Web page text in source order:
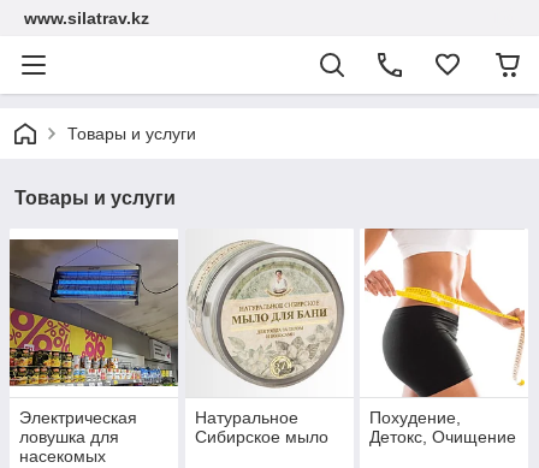
www.silatrav.kz
Товары и услуги
Товары и услуги
Электрическая
ловушка для
насекомых
Натуральное
Сибирское мыло
Похудение,
Детокс, Очищение